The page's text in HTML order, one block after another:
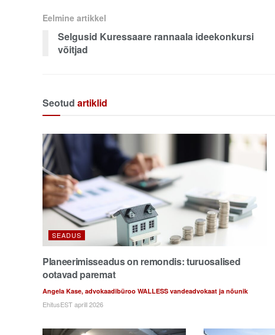
Eelmine artikkel
Selgusid Kuressaare rannaala ideekonkursi
võitjad
Seotud artiklid
SEADUS
Planeerimisseadus on remondis: turuosalised
ootavad paremat
Angela Kase, advokaadibüroo WALLESS vandeadvokaat ja nõunik
EhitusEST aprill 2026